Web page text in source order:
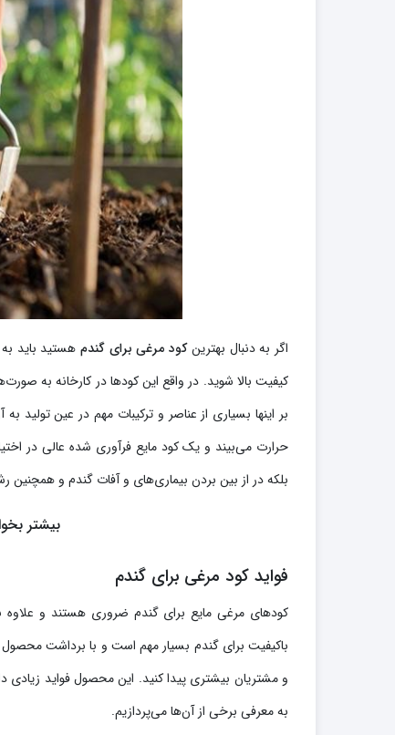
اگر به دنبال بهترینکود مرغی برای گندمهستید باید
کیفیت بالا شوید. در واقع این کودها در کارخانه به
بر اینها بسیاری از عناصر و ترکیبات مهم در عین
حرارت می‌بیند و یک کود مایع فرآوری شده عالی در
بلکه در از بین بردن بیماری‌های و آفات گندم و
بیشتر
فواید کود مرغی برای گندم
کودهای مرغی مایع برای گندم ضروری هستند و علاوه
باکیفیت برای گندم بسیار مهم است و با برداشت محصول
و مشتریان بیشتری پیدا کنید. این محصول فواید زیادی
به معرفی برخی از آن‌ها می‌پردازیم.